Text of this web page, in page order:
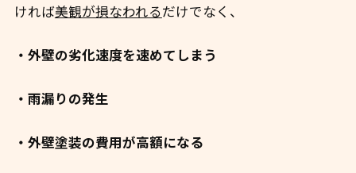
ければ美観が損なわれるだけでなく、
・外壁の劣化速度を速めてしまう
・雨漏りの発生
・外壁塗装の費用が高額になる